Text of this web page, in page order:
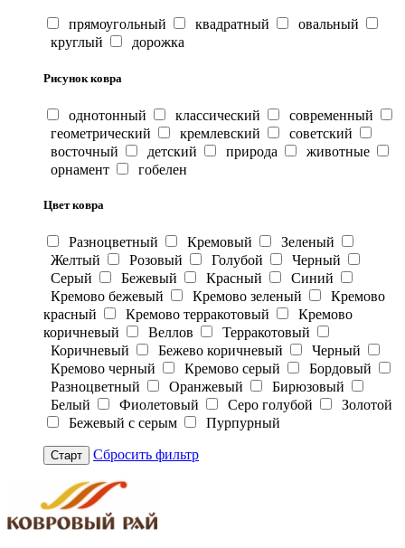
прямоугольный квадратный
овальный
круглый
дорожка
Рисунок ковра
однотонный классический
современный
геометрический
кремлевский
советский
восточный
детский природа
животные
орнамент
гобелен
Цвет ковра
Разноцветный Кремовый
Зеленый
Желтый
Розовый Голубой
Черный
Серый
Бежевый Красный
Синий
Кремово бежевый
Кремово зеленый
Кремово
красный
Кремово терракотовый
Кремово
коричневый
Веллов
Терракотовый
Коричневый
Бежево коричневый
Черный
Кремово черный
Кремово серый
Бордовый
Разноцветный
Оранжевый
Бирюзовый
Белый
Фиолетовый Серо голубой
Золотой
Бежевый с серым
Пурпурный
Старт Сбросить фильтр